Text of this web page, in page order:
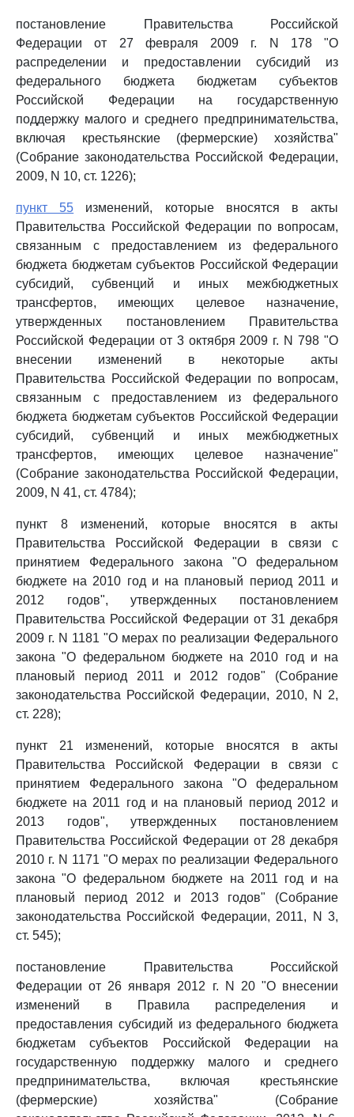
постановление Правительства Российской
Федерации от 27 февраля 2009 г. N 178 "О
распределении и предоставлении субсидий из
федерального бюджета бюджетам субъектов
Российской Федерации на государственную
поддержку малого и среднего предпринимательства,
включая крестьянские (фермерские) хозяйства"
(Собрание законодательства Российской Федерации,
2009, N 10, ст. 1226);
пункт 55 изменений, которые вносятся в акты
Правительства Российской Федерации по вопросам,
связанным с предоставлением из федерального
бюджета бюджетам субъектов Российской Федерации
субсидий, субвенций и иных межбюджетных
трансфертов, имеющих целевое назначение,
утвержденных постановлением Правительства
Российской Федерации от 3 октября 2009 г. N 798 "О
внесении изменений в некоторые акты
Правительства Российской Федерации по вопросам,
связанным с предоставлением из федерального
бюджета бюджетам субъектов Российской Федерации
субсидий, субвенций и иных межбюджетных
трансфертов, имеющих целевое назначение"
(Собрание законодательства Российской Федерации,
2009, N 41, ст. 4784);
пункт 8 изменений, которые вносятся в акты
Правительства Российской Федерации в связи с
принятием Федерального закона "О федеральном
бюджете на 2010 год и на плановый период 2011 и
2012 годов", утвержденных постановлением
Правительства Российской Федерации от 31 декабря
2009 г. N 1181 "О мерах по реализации Федерального
закона "О федеральном бюджете на 2010 год и на
плановый период 2011 и 2012 годов" (Собрание
законодательства Российской Федерации, 2010, N 2,
ст. 228);
пункт 21 изменений, которые вносятся в акты
Правительства Российской Федерации в связи с
принятием Федерального закона "О федеральном
бюджете на 2011 год и на плановый период 2012 и
2013 годов", утвержденных постановлением
Правительства Российской Федерации от 28 декабря
2010 г. N 1171 "О мерах по реализации Федерального
закона "О федеральном бюджете на 2011 год и на
плановый период 2012 и 2013 годов" (Собрание
законодательства Российской Федерации, 2011, N 3,
ст. 545);
постановление Правительства Российской
Федерации от 26 января 2012 г. N 20 "О внесении
изменений в Правила распределения и
предоставления субсидий из федерального бюджета
бюджетам субъектов Российской Федерации на
государственную поддержку малого и среднего
предпринимательства, включая крестьянские
(фермерские) хозяйства" (Собрание